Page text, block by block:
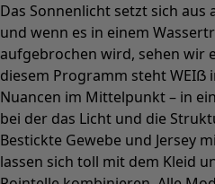
Das Sonnenlicht setzt sich aus
und wenn es in einem
aufgebrochen wird, sehen wir
diesem Programm steht WEIẞ
Nuancen im Mittelpunkt – in
bei der das Licht und die
Bestickte Gewebe und Jersey
lassen sich toll mit dem Kleid